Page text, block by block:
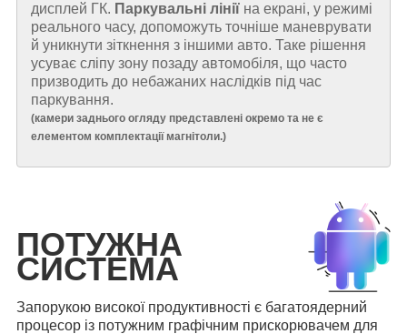
дисплей ГК. Паркувальні лінії на екрані, у режимі
реального часу, допоможуть точніше маневрувати
й уникнути зіткнення з іншими авто. Таке рішення
усуває сліпу зону позаду автомобіля, що часто
призводить до небажаних наслідків під час
паркування.
(камери заднього огляду представлені окремо та не є
елементом комплектації магнітоли.)
ПОТУЖНА
СИСТЕМА
Запорукою високої продуктивності є багатоядерний
процесор із потужним графічним прискорювачем для